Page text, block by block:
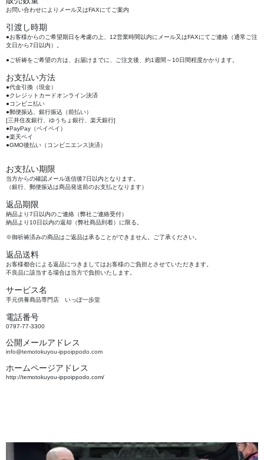
お問い合わせによりメール又はFAXにてご案内
引渡し時期
●お客様からのご希望期日を考慮の上、12営業時間以内にメール又はFAXにてご連絡（通常ご注
文日から7日以内）。
●ご祈祷をご希望の方は、お届けまでに、ご注文後、約1週間～10日間程度かかります。
お支払い方法
●代金引換（現金）
●クレジットカードオンライン決済
●コンビニ払い
●郵便振込、銀行振込（前払い）
[三井住友銀行、ゆうちょ銀行、楽天銀行]
●PayPay（ペイペイ）
●楽天ペイ
●GMO後払い（コンビニエンス決済）
お支払い期限
当方からの確認メール送信後7日以内となります。
（銀行、郵便振込は商品発送前のお支払となります）
返品期限
納品より7日以内のご連絡（弊社ご連絡受付）
納品より10日以内の返却（弊社商品到着）に限る。
※御祈祷済みの商品はご返品は承ることができません。ご了承ください。
返品送料
お客様都合による返品につきましてはお客様のご負担とさせていただきます。
不良品に該当する場合は当方で負担いたします。
サービス名
手元供養商品専門店 いっぽ一歩堂
電話番号
0797-77-3300
公開メールアドレス
info@temotokuyou-ippoippodo.com
ホームページアドレス
http://temotokuyou-ippoippodo.com/